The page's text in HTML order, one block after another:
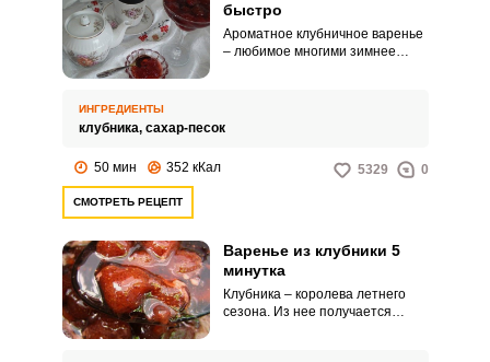
быстро
Ароматное клубничное варенье
– любимое многими зимнее
ИНГРЕДИЕНТЫ
клубника, сахар-песок
50 мин 352 кКал 5329 0
СМОТРЕТЬ РЕЦЕПТ
Варенье из клубники 5
минутка
Клубника – королева летнего
сезона. Из нее получается